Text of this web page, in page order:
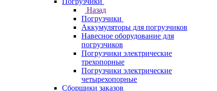
Назад
Погрузчики
Аккумуляторы для погрузчиков
Навесное оборудование для
погрузчиков
Погрузчики электрические
трехопорные
Погрузчики электрические
четырехопорные
Сборщики заказов